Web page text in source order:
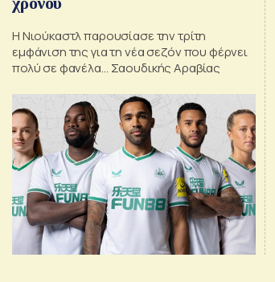
Η Νιούκαστλ παρουσίασε την τρίτη
εμφάνιση της για τη νέα σεζόν που φέρνει
πολύ σε φανέλα… Σαουδικής Αραβίας